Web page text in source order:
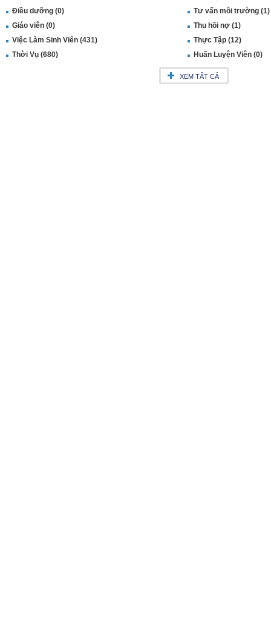
Điều dưỡng (0)
Tư vấn môi trường (1)
Giáo viên (0)
Thu hồi nợ (1)
Việc Làm Sinh Viên (431)
Thực Tập (12)
Thời Vụ (680)
Huấn Luyện Viên (0)
XEM TẤT CẢ